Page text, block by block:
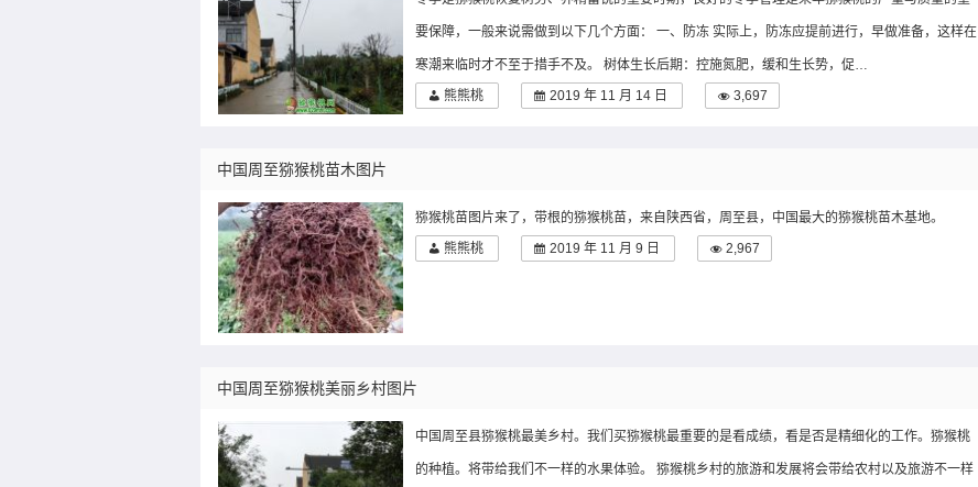
要保障，一般来说需做到以下几个方面： 一、防冻 实际上，防冻应提前进行，早做准备，这样在
寒潮来临时才不至于措手不及。 树体生长后期：控施氮肥，缓和生长势，促…
熊熊桃
2019 年 11 月 14 日 3,697
中国周至猕猴桃苗木图片
猕猴桃苗图片来了，带根的猕猴桃苗，来自陕西省，周至县，中国最大的猕猴桃苗木基地。
熊熊桃
2019 年 11 月 9 日 2,967
中国周至猕猴桃美丽乡村图片
中国周至县猕猴桃最美乡村。我们买猕猴桃最重要的是看成绩，看是否是精细化的工作。猕猴桃
的种植。将带给我们不一样的水果体验。 猕猴桃乡村的旅游和发展将会带给农村以及旅游不一样